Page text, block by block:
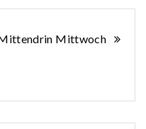
Mittwoch